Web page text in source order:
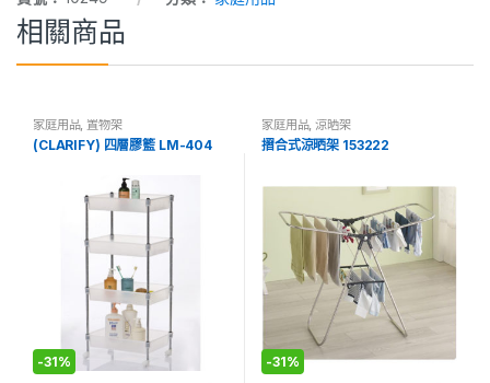
相關商品
家庭用品, 置物架
(CLARIFY) 四層膠籃 LM-404
-31%
家庭用品, 涼晒架
摺合式涼晒架 153222
-31%